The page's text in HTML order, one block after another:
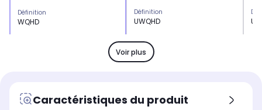
Définition
WQHD
Temps de réponse
5 ms
Définition
UWQHD
Type de dalle
VA
Temps de réponse
1 ms
Voir plus
Caractéristiques du produit